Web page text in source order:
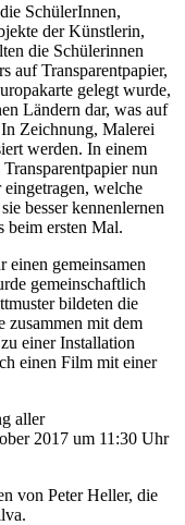
SchülerInnen,
der Künstlerin,
die Schülerinnen
auf Transparentpapier,
gelegt wurde,
Ländern dar, was auf
Zeichnung, Malerei
werden. In einem
nun
welche
besser kennenlernen
beim ersten Mal.
gemeinsamen
gemeinschaftlich
bildeten die
zusammen mit dem
einer Installation
einen Film mit einer
aller
2017 um 11:30 Uhr
von Peter Heller, die